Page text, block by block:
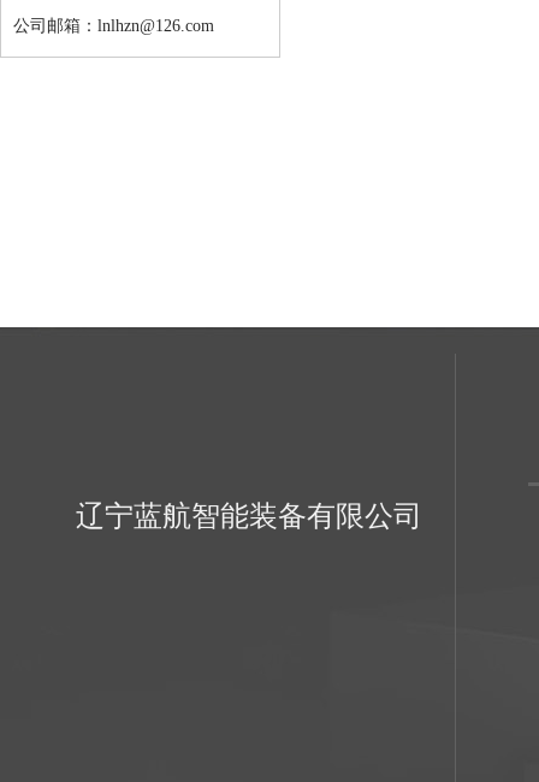
公司邮箱：lnlhzn@126.com
辽宁蓝航智能装备有限公司